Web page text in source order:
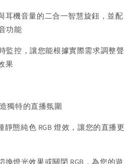
耳機音量的二合一智慧旋鈕，並配
功能
監控，讓您能根據實際需求調整聲
果
獨特的直播氛圍
靜態純色 RGB 燈效，讓您的直播更
換燈光效果或關閉 RGB，為您的遊